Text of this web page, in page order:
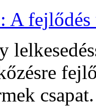
A fejlődés
csapat.